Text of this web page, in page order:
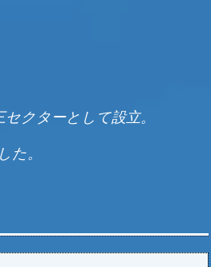
クターとして設立。
。